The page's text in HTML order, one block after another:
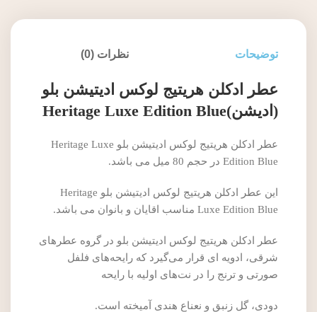
توضیحات نظرات (0)
عطر ادکلن هریتیج لوکس ادیتیشن بلو
(ادیشن)Heritage Luxe Edition Blue
عطر ادکلن هریتیج لوکس ادیتیشن بلو Heritage Luxe
Edition Blue در حجم 80 میل می باشد.
این عطر ادکلن هریتیج لوکس ادیتیشن بلو Heritage
Luxe Edition Blue مناسب اقایان و بانوان می باشد.
عطر ادکلن هریتیج لوکس ادیتیشن بلو در گروه‌ عطرهای
شرقی، ادویه ای قرار می‌گیرد که رایحه‌های فلفل
صورتی و ترنج را در نت‌های اولیه با رایحه
دودی، گل زنبق و نعناع هندی آمیخته است.